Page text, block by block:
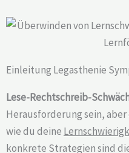
Einleitung Legasthenie
Lese-Rechtschreib-
Herausforderung sein,
wie du deine
konkrete Strategien sind